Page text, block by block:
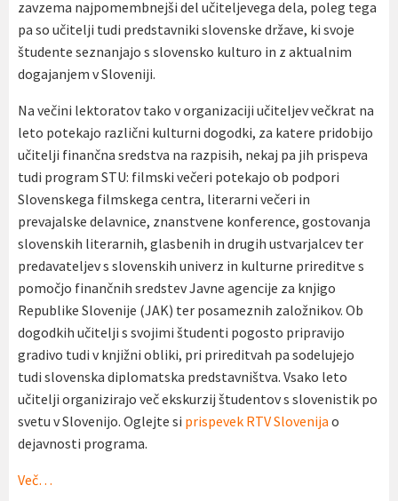
zavzema najpomembnejši del učiteljevega dela, poleg tega
pa so učitelji tudi predstavniki slovenske države, ki svoje
študente seznanjajo s slovensko kulturo in z aktualnim
dogajanjem v Sloveniji.
Na večini lektoratov tako v organizaciji učiteljev večkrat na
leto potekajo različni kulturni dogodki, za katere pridobijo
učitelji finančna sredstva na razpisih, nekaj pa jih prispeva
tudi program STU: filmski večeri potekajo ob podpori
Slovenskega filmskega centra, literarni večeri in
prevajalske delavnice, znanstvene konference, gostovanja
slovenskih literarnih, glasbenih in drugih ustvarjalcev ter
predavateljev s slovenskih univerz in kulturne prireditve s
pomočjo finančnih sredstev Javne agencije za knjigo
Republike Slovenije (JAK) ter posameznih založnikov. Ob
dogodkih učitelji s svojimi študenti pogosto pripravijo
gradivo tudi v knjižni obliki, pri prireditvah pa sodelujejo
tudi slovenska diplomatska predstavništva. Vsako leto
učitelji organizirajo več ekskurzij študentov s slovenistik po
svetu v Slovenijo. Oglejte si prispevek RTV Slovenija o
dejavnosti programa.
Več…